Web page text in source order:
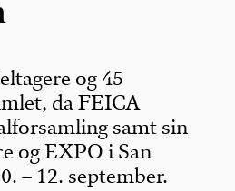
og 45
da FEICA
samt sin
og EXPO i San
– 12. september.